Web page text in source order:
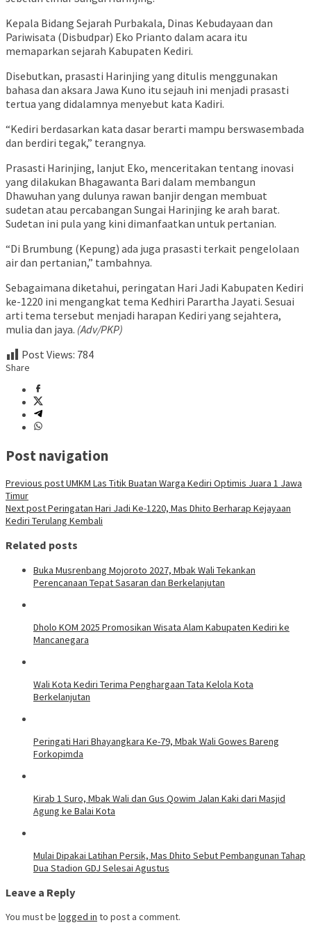
Kepala Bidang Sejarah Purbakala, Dinas Kebudayaan dan
Pariwisata (Disbudpar) Eko Prianto dalam acara itu
memaparkan sejarah Kabupaten Kediri.
Disebutkan, prasasti Harinjing yang ditulis menggunakan
bahasa dan aksara Jawa Kuno itu sejauh ini menjadi prasasti
tertua yang didalamnya menyebut kata Kadiri.
“Kediri berdasarkan kata dasar berarti mampu berswasembada
dan berdiri tegak,” terangnya.
Prasasti Harinjing, lanjut Eko, menceritakan tentang inovasi
yang dilakukan Bhagawanta Bari dalam membangun
Dhawuhan yang dulunya rawan banjir dengan membuat
sudetan atau percabangan Sungai Harinjing ke arah barat.
Sudetan ini pula yang kini dimanfaatkan untuk pertanian.
“Di Brumbung (Kepung) ada juga prasasti terkait pengelolaan
air dan pertanian,” tambahnya.
Sebagaimana diketahui, peringatan Hari Jadi Kabupaten Kediri
ke-1220 ini mengangkat tema Kedhiri Parartha Jayati. Sesuai
arti tema tersebut menjadi harapan Kediri yang sejahtera,
mulia dan jaya. (Adv/PKP)
Post Views: 784
Share
Post navigation
Previous postUMKM Las Titik Buatan Warga Kediri Optimis Juara 1 Jawa
Timur
Next postPeringatan Hari Jadi Ke-1220, Mas Dhito Berharap Kejayaan
Kediri Terulang Kembali
Related posts
Buka Musrenbang Mojoroto 2027, Mbak Wali Tekankan
Perencanaan Tepat Sasaran dan Berkelanjutan
Dholo KOM 2025 Promosikan Wisata Alam Kabupaten Kediri ke
Mancanegara
Wali Kota Kediri Terima Penghargaan Tata Kelola Kota
Berkelanjutan
Peringati Hari Bhayangkara Ke-79, Mbak Wali Gowes Bareng
Forkopimda
Kirab 1 Suro, Mbak Wali dan Gus Qowim Jalan Kaki dari Masjid
Agung ke Balai Kota
Mulai Dipakai Latihan Persik, Mas Dhito Sebut Pembangunan Tahap
Dua Stadion GDJ Selesai Agustus
Leave a Reply
You must be logged in to post a comment.